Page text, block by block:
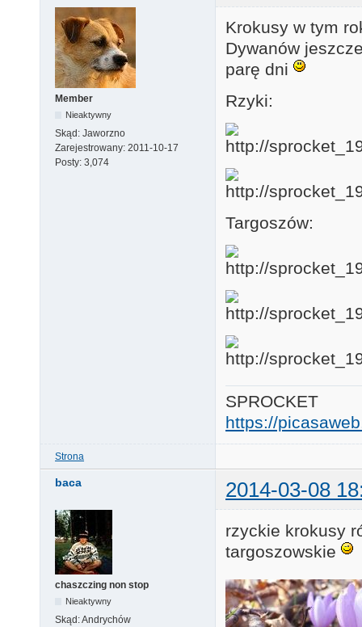
Member
Nieaktywny
Skąd: Jaworzno
Zarejestrowany: 2011-10-17
Posty: 3,074
Krokusy w tym
Dywanów
parę dni
Rzyki:
Targoszów:
SPROCKET
https://
Strona
baca 2014-03-08
chaszczing non stop
Nieaktywny
Skąd:Andrychów
rzyckie krokusy
targoszowskie